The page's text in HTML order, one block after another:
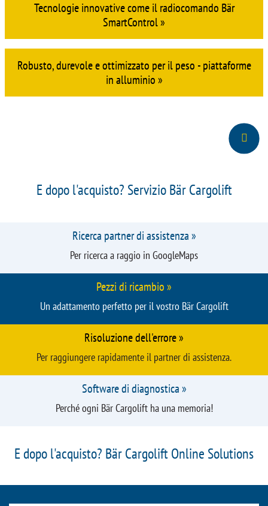
sponda montacarichi - HowToCargoLift »
L'intero veicolo in vista, ad esempio con la connessione
telematica Bär CargoConnect »
in alluminio »
E dopo l'acquisto? Servizio Bär Cargolift
Ricerca partner di assistenza »
Per ricerca a raggio in GoogleMaps
Un adattamento perfetto per il vostro Bär Cargolift